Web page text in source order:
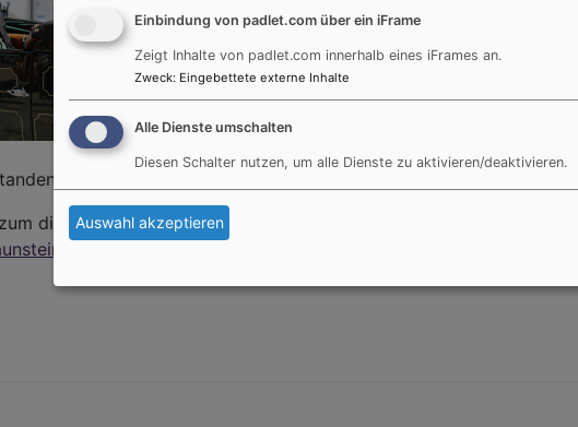
und christliche Gemeinschaft. Unzählige
Ehrenamtliche haben mit viel
Planungshirnschmalz, unterstützt von
zahlreichen tatkräftigen Händen, diese
besondere Feier gestaltet – für ein
Miteinander, für den Glauben, für die
viele schöne Momente, die lange nach nachwirken werden.
diesjährigen Gaufest in Traunstein finden sich unter
Einbindung von padlet.com über ein iFrame
Zeigt Inhalte von padlet.com innerhalb eines iFrames an.
Zweck: Eingebettete externe Inhalte
Alle Dienste umschalten
Diesen Schalter nutzen, um alle Dienste zu aktivieren/deaktivieren.
Auswahl akzeptieren